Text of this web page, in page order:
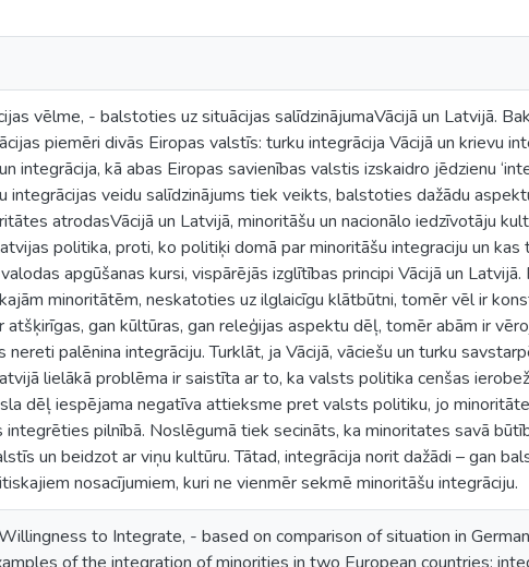
vēlme, - balstoties uz situācijas salīdzinājumaVācijā un Latvijā.
piemēri divās Eiropas valstīs: turku integrācija Vācijā un krievu
integrācija, kā abas Eiropas savienības valstis izskaidro jēdzienu
integrācijas veidu salīdzinājums tiek veikts, balstoties dažādu
atrodasVācijā un Latvijā, minoritāšu un nacionālo iedzīvotāju
politika, proti, ko politiķi domā par minoritāšu integraciju un
apgūšanas kursi, vispārējās izglītības principi Vācijā un Latvijā.
minoritātēm, neskatoties uz ilglaicīgu klātbūtni, tomēr vēl ir
gan kūltūras, gan releģijas aspektu dēļ, tomēr abām ir
palēnina integrāciju. Turklāt, ja Vācijā, vāciešu un turku
lielākā problēma ir saistīta ar to, ka valsts politika cenšas
dēļ iespējama negatīva attieksme pret valsts politiku, jo
pilnībā. Noslēgumā tiek secināts, ka minoritates savā
un beidzot ar viņu kultūru. Tātad, integrācija norit dažādi – gan
nosacījumiem, kuri ne vienmēr sekmē minoritāšu integrāciju.
to Integrate, - based on comparison of situation in